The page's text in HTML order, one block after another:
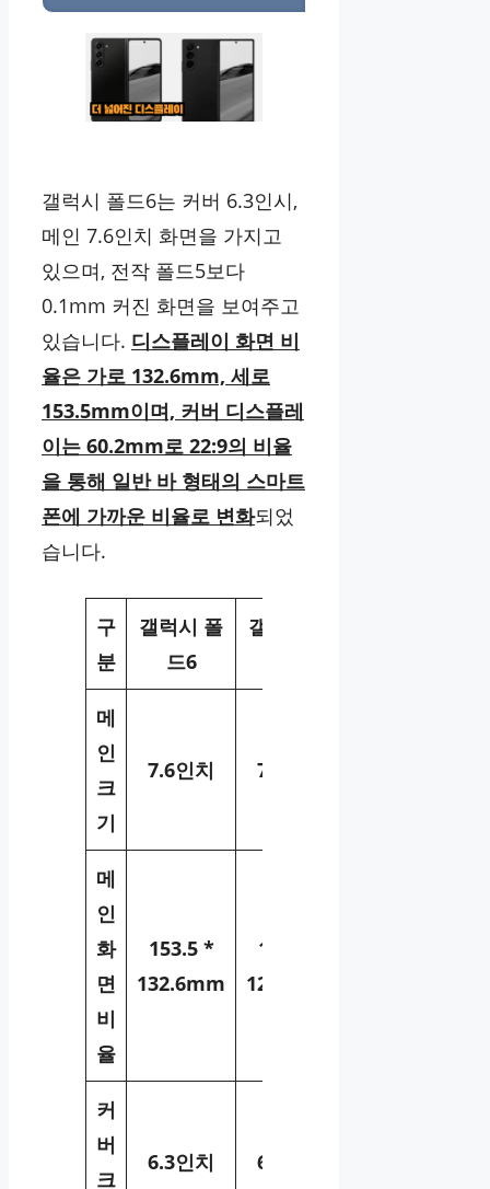
갤럭시 폴드6는 커버 6.3인시,
메인 7.6인치 화면을 가지고
있으며, 전작 폴드5보다
0.1mm 커진 화면을 보여주고
있습니다. 디스플레이 화면 비
율은 가로 132.6mm, 세로
153.5mm이며, 커버 디스플레
이는 60.2mm로 22:9의 비율
을 통해 일반 바 형태의 스마트
폰에 가까운 비율로 변화되었
습니다.
구
분
갤럭시 폴
드6
갤럭시 폴
메
인
크
기
7.6인치 7.6인치
메
인
화
면
비
율
153.5 *
132.6mm
154.9 *
129.9mm
커
버
크
6.3인치 6.2인치